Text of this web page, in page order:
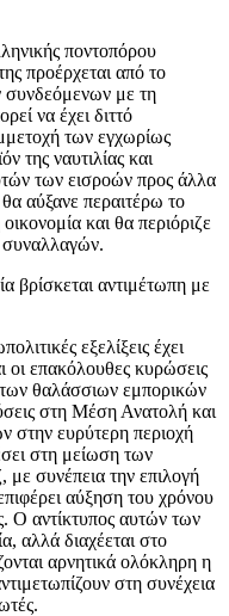
ποντοπόρου
προέρχεται από το
συνδεόμενων με τη
να έχει διττό
των εγχωρίως
της ναυτιλίας και
των εισροών προς άλλα
θα αύξανε περαιτέρω το
και θα περιόριζε
συναλλαγών.
βρίσκεται αντιμέτωπη με
εξελίξεις έχει
οι επακόλουθες κυρώσεις
θαλάσσιων εμπορικών
στη Μέση Ανατολή και
στην ευρύτερη περιοχή
στη μείωση των
συνέπεια την επιλογή
αύξηση του χρόνου
Ο αντίκτυπος αυτών των
αλλά διαχέεται στο
αρνητικά ολόκληρη η
στη συνέχεια